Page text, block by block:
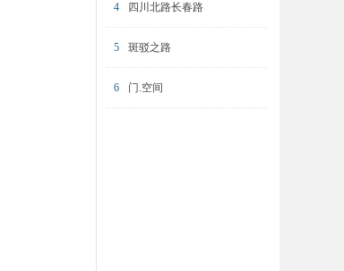
4 四川北路长春路
5 斑驳之路
6 门.空间